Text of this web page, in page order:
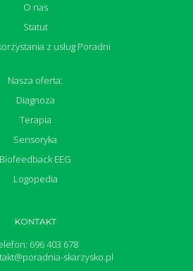
O nas
Statut
z usług Poradni
Nasza oferta:
Diagnoza
Terapia
Sensoryka
Biofeedback EEG
Logopedia
KONTAKT
696 403 678
skarzysko.pl